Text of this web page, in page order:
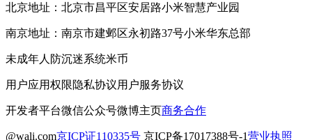
北京地址：北京市昌平区安居路小米智慧产业园
南京地址：南京市建邺区永初路37号小米华东总部
未成年人防沉迷系统米币
用户应用权限隐私协议用户服务协议
开发者平台微信公众号微博主页商务合作
@wali.com京ICP证110335号 京ICP备17017388号-1营业执照